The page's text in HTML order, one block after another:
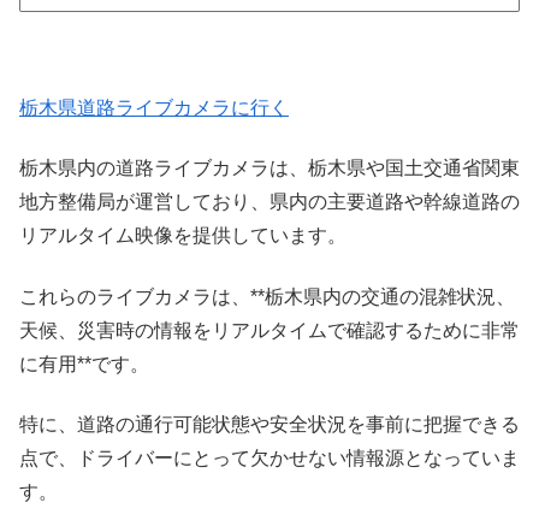
栃木県道路ライブカメラに行く
栃木県内の道路ライブカメラは、栃木県や国土交通省関東
地方整備局が運営しており、県内の主要道路や幹線道路の
リアルタイム映像を提供しています。
これらのライブカメラは、**栃木県内の交通の混雑状況、
天候、災害時の情報をリアルタイムで確認するために非常
に有用**です。
特に、道路の通行可能状態や安全状況を事前に把握できる
点で、ドライバーにとって欠かせない情報源となっていま
す。